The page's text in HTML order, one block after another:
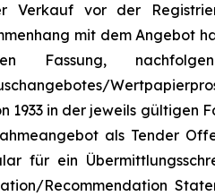
Verkauf vor der
mit dem Angebot
Fassung,
1933 in der jeweils gültigen
als Tender
für ein
Recommendation